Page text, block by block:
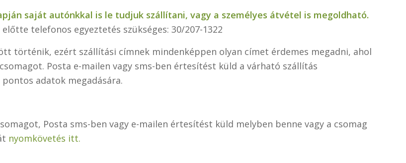
saját autónkkal is le tudjuk szállítani, vagy a személyes átvétel is megoldható.
telefonos egyeztetés szükséges: 30/207-1322
történik, ezért szállítási címnek mindenképpen olyan címet érdemes megadni, ahol
Posta e-mailen vagy sms-ben értesítést küld a várható szállítás
adatok megadására.
Posta sms-ben vagy e-mailen értesítést küld melyben benne vagy a csomag
nyomkövetés itt.